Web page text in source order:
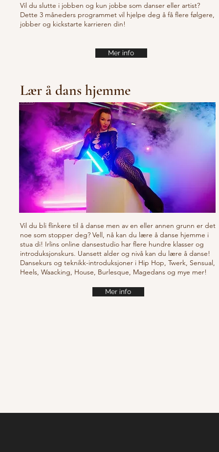
Vil du slutte i jobben og kun jobbe som danser eller artist?
Dette 3 måneders programmet vil hjelpe deg å få flere følgere,
jobber og kickstarte karrieren din!
Mer info
Lær å dans hjemme
Vil du bli flinkere til å danse men av en eller annen grunn er det
noe som stopper deg? Vell, nå kan du lære å danse hjemme i
stua di! Irlins online dansestudio har flere hundre klasser og
introduksjonskurs. Uansett alder og nivå kan du lære å danse!
Dansekurs og teknikk-introduksjoner i Hip Hop, Twerk, Sensual,
Heels, Waacking, House, Burlesque, Magedans og mye mer!
Mer info